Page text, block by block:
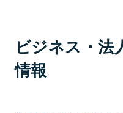
ビジネス・法
情報